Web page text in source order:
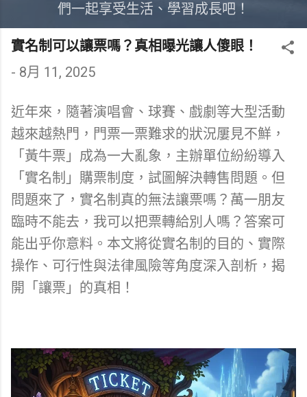
們一起享受生活、學習成長吧！
實名制可以讓票嗎？真相曝光讓人傻眼！
- 8月 11, 2025
近年來，隨著演唱會、球賽、戲劇等大型活動
越來越熱門，門票一票難求的狀況屢見不鮮，
「黃牛票」成為一大亂象，主辦單位紛紛導入
「實名制」購票制度，試圖解決轉售問題。但
問題來了，實名制真的無法讓票嗎？萬一朋友
臨時不能去，我可以把票轉給別人嗎？答案可
能出乎你意料。本文將從實名制的目的、實際
操作、可行性與法律風險等角度深入剖析，揭
開「讓票」的真相！